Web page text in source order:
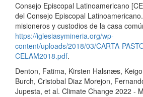
Consejo Episcopal Latinoamericano
del Consejo Episcopal
misioneros y custodios de la casa
https://iglesiasymineria.org/wp-
content/uploads/2018/03/CARTA-
CELAM2018.pdf.
Denton, Fatima, Kirsten Halsnæs,
Burch, Cristobal Diaz Morejon,
Jupesta, et al. Climate Change 2022 -